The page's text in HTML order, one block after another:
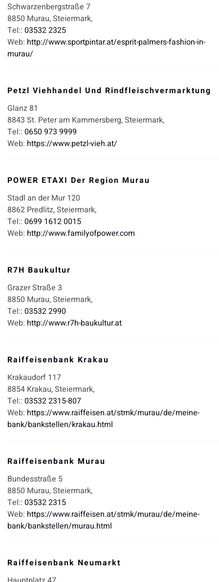
Schwarzenbergstraße 7
8850 Murau,Steiermark,
Tel:: 03532 2325
Web: http://www.sportpintar.at/esprit-palmers-fashion-in-
murau/
Petzl Viehhandel Und Rindfleischvermarktung
Glanz 81
8843 St. Peter am Kammersberg,Steiermark,
Tel:: 0650 973 9999
Web: https://www.petzl-vieh.at/
POWER ETAXI Der Region Murau
Stadl an der Mur 120
8862 Predlitz,Steiermark,
Tel:: 0699 1612 0015
Web: http://www.familyofpower.com
R7H Baukultur
Grazer Straße 3
8850 Murau,Steiermark,
Tel:: 03532 2990
Web: http://www.r7h-baukultur.at
Raiffeisenbank Krakau
Krakaudorf 117
8854 Krakau,Steiermark,
Tel:: 03532 2315-807
Web: https://www.raiffeisen.at/stmk/murau/de/meine-
bank/bankstellen/krakau.html
Raiffeisenbank Murau
Bundesstraße 5
8850 Murau,Steiermark,
Tel:: 03532 2315
Web: https://www.raiffeisen.at/stmk/murau/de/meine-
bank/bankstellen/murau.html
Raiffeisenbank Neumarkt